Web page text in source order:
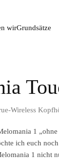
wirGrundsätze
Wireless
1 „ohne
ich euch
1 nicht